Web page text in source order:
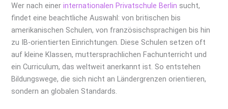
Wer nach einerinternationalen Privatschule Berlin sucht,
findet eine beachtliche Auswahl: von britischen bis
amerikanischen Schulen, von französischsprachigen bis hin
zu IB-orientierten Einrichtungen. Diese Schulen setzen oft
auf kleine Klassen, muttersprachlichen Fachunterricht und
ein Curriculum, das weltweit anerkannt ist. So entstehen
Bildungswege, die sich nicht an Ländergrenzen orientieren,
sondern an globalen Standards.